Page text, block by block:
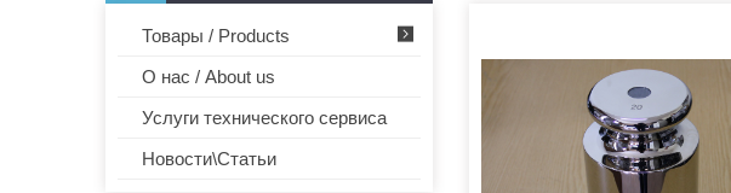
Товары / Products
О нас / About us
Услуги технического сервиса
Новости\Статьи